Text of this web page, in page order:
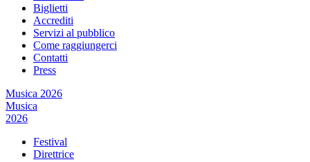
Biglietti
Accrediti
Servizi al pubblico
Come raggiungerci
Contatti
Press
Musica 2026
Musica
2026
Festival
Direttrice